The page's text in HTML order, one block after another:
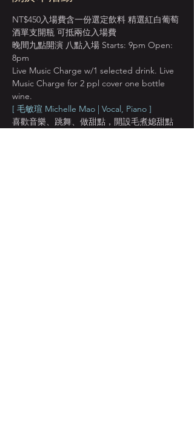
NT$450入場費含一份選定飲料 精選紅白葡萄
酒單支開瓶 可抵兩位入場費
晚間九點開演 八點入場 Starts: 9pm Open:
8pm
Live Music Charge w/1 selected drink. Live
Music Charge for 2 ppl cover one bottle
wine.
[ 毛敏瑄 Michelle Mao | Vocal, Piano ]
喜歡音樂、跳舞、做甜點，開設毛煮媳甜點